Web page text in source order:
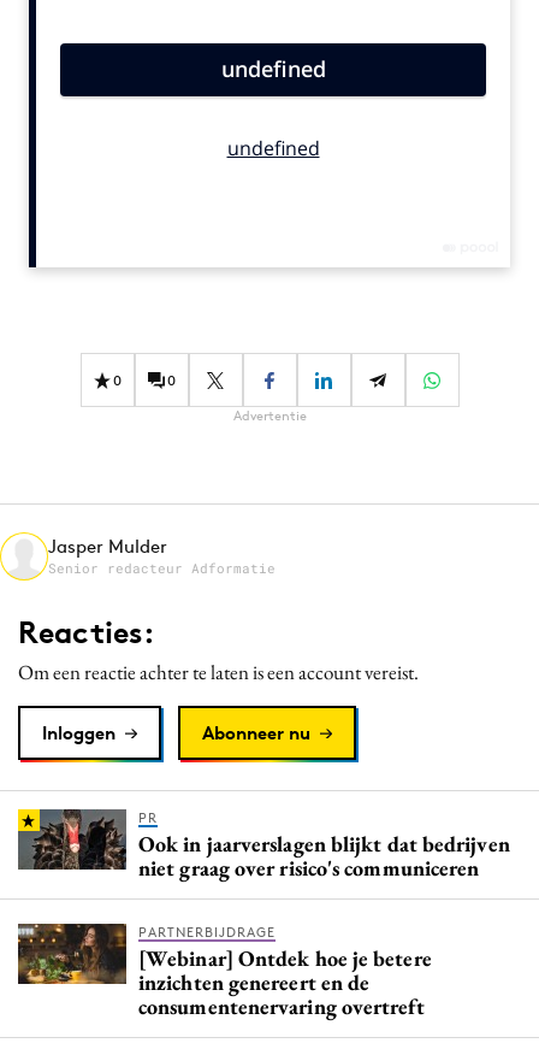
Campagnes
Design
Gedragsverandering
Media
Merkstrategie
PR
Programmatic
Reputatie & crisis
0 0
Advertentie
Jasper Mulder
Senior redacteur Adformatie
Reacties:
Om een reactie achter te laten is een account vereist.
Inloggen Abonneer nu
PR
Ook in jaarverslagen blijkt dat bedrijven
niet graag over risico's communiceren
PARTNERBIJDRAGE
[Webinar] Ontdek hoe je betere
inzichten genereert en de
consumentenervaring overtreft